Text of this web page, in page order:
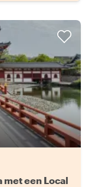
met een Local